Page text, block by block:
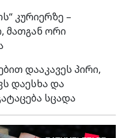
კურიერზე –
მათგან ორი
დააკავეს პირი,
დაესხა და
სცადა